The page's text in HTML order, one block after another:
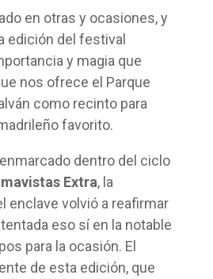
en otras y ocasiones, y
edición del festival
y magia que
nos ofrece el Parque
como recinto para
favorito.
dentro del ciclo
Extra, la
enclave volvió a reafirmar
eso sí en la notable
para la ocasión. El
de esta edición, que